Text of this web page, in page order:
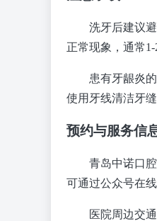
洗牙后建议
正常现象，通常1-
患有牙龈炎
使用牙线清洁牙缝
预约与服务信
青岛中诺口
可通过公众号在线
医院周边交